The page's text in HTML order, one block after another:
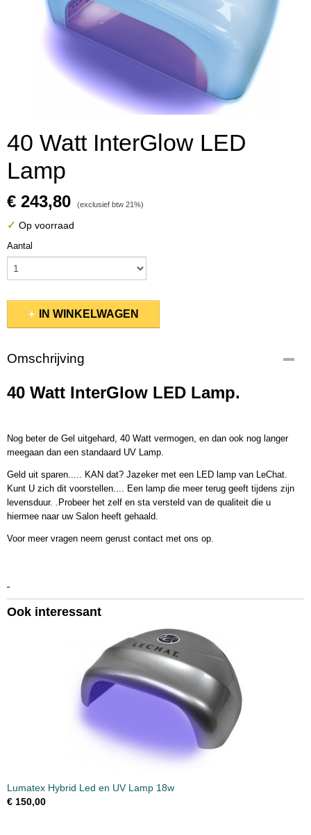
40 Watt InterGlow LED
Lamp
€ 243,80 (exclusief btw 21%)
✓ Op voorraad
Aantal
IN WINKELWAGEN
Omschrijving
40 Watt InterGlow LED Lamp.
Nog beter de Gel uitgehard, 40 Watt vermogen, en dan ook nog langer
meegaan dan een standaard UV Lamp.
Geld uit sparen..... KAN dat? Jazeker met een LED lamp van LeChat.
Kunt U zich dit voorstellen.... Een lamp die meer terug geeft tijdens zijn
levensduur. .Probeer het zelf en sta versteld van de qualiteit die u
hiermee naar uw Salon heeft gehaald.
Voor meer vragen neem gerust contact met ons op.
Ook interessant
Lumatex Hybrid Led en UV Lamp 18w
€ 150,00